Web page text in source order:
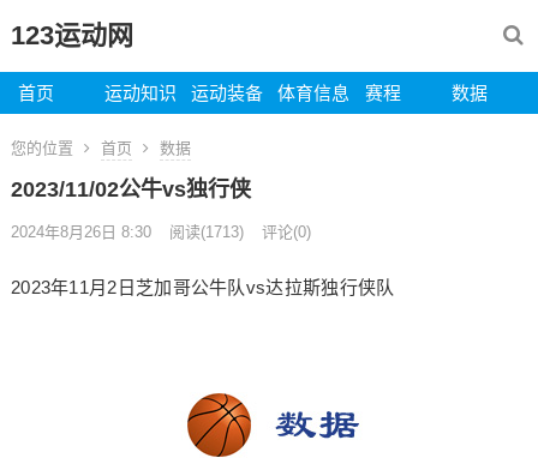
123运动网
首页 运动知识 运动装备 体育信息 赛程 数据
您的位置 首页 数据
2023/11/02公牛vs独行侠
2024年8月26日 8:30 阅读(1713) 评论(0)
2023年11月2日芝加哥公牛队vs达拉斯独行侠队